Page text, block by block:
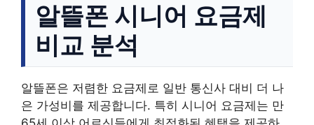
알뜰폰 시니어 요금제
비교 분석
알뜰폰은 저렴한 요금제로 일반 통신사 대비 더 나
은 가성비를 제공합니다. 특히 시니어 요금제는 만